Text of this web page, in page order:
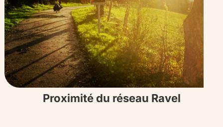
Proximité du réseau Ravel